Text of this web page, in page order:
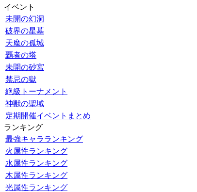
イベント
未開の幻洞
破界の星墓
天魔の孤城
覇者の塔
未開の砂宮
禁忌の獄
絶級トーナメント
神獣の聖域
定期開催イベントまとめ
ランキング
最強キャラランキング
火属性ランキング
水属性ランキング
木属性ランキング
光属性ランキング